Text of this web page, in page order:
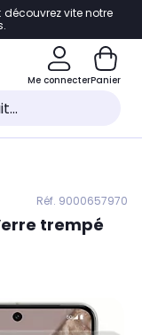
vite notre
Me connecterPanier
Réf. 9000657970
trempé